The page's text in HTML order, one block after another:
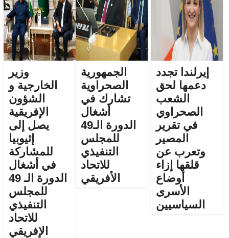
إيرلندا تجدد
دعمها لحق
الشعب
الصحراوي
في تقرير
المصير
وتعرب عن
قلقها إزاء
أوضاع
الأسرى
السياسيين
الجمهورية
الصحراوية
تشارك في
أشغال
الدورة الـ49
للمجلس
التنفيذي
للاتحاد
الأفريقي
وزير
الخارجية و
الشؤون
الإفريقية
يصل إلى
إثيوبيا
للمشاركة
في أشغال
الدورة الـ 49
للمجلس
التنفيذي
للاتحاد
الإفريقي